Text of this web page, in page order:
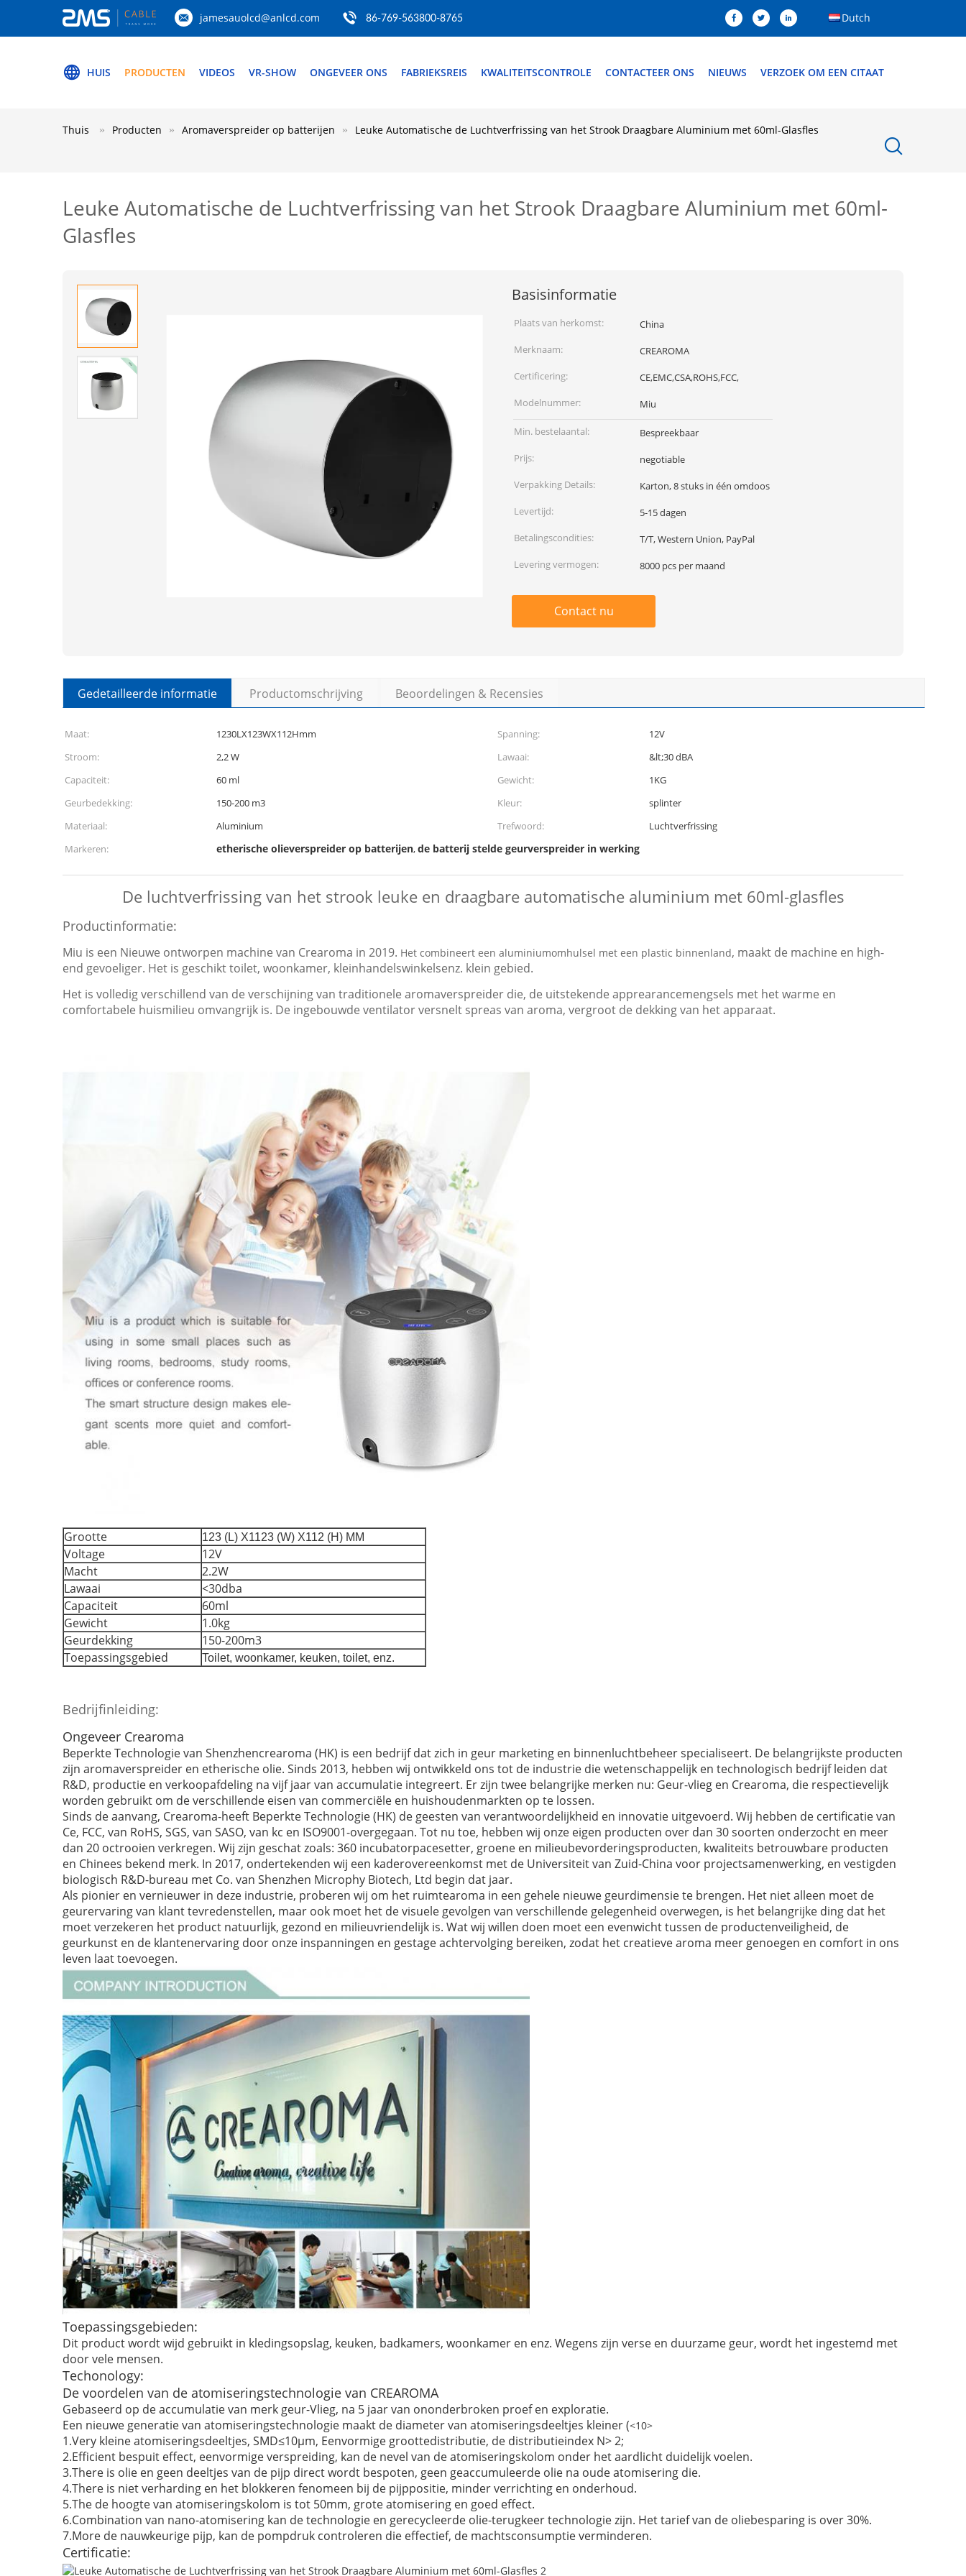
jamesauolcd@anlcd.com 86-769-563800-8765 Dutch
HUIS PRODUCTEN VIDEOS VR-SHOW ONGEVEER ONS FABRIEKSREIS KWALITEITSCONTROLE CONTACTEER ONS NIEUWS VERZOEK OM EEN CITAAT
Thuis Producten Aromaverspreider op batterijen Leuke Automatische de Luchtverfrissing van het Strook Draagbare Aluminium met 60ml-Glasfles
Leuke Automatische de Luchtverfrissing van het Strook Draagbare Aluminium met 60ml-
Glasfles
Basisinformatie
Plaats van herkomst:
China
Merknaam:
CREAROMA
Certificering:
CE,EMC,CSA,ROHS,FCC,
Modelnummer:
Miu
Min. bestelaantal:
Bespreekbaar
Prijs:
negotiable
Verpakking Details:
Karton, 8 stuks in één omdoos
Levertijd:
5-15 dagen
Betalingscondities:
T/T, Western Union, PayPal
Levering vermogen:
8000 pcs per maand
Contact nu
Gedetailleerde informatie Productomschrijving Beoordelingen & Recensies
Maat: 1230LX123WX112Hmm Spanning:
12V
Stroom:
2,2 W Lawaai:
&lt;30 dBA
Capaciteit:
60 ml Gewicht:
1KG
Geurbedekking:
150-200 m3 Kleur:
splinter
Materiaal:
Aluminium Trefwoord:
Luchtverfrissing
Markeren:
etherische olieverspreider op batterijen,de batterij stelde geurverspreider in werking
De luchtverfrissing van het strook leuke en draagbare automatische aluminium met 60ml-glasfles
Productinformatie:
Miu is een Nieuwe ontworpen machine van Crearoma in 2019. Het combineert een aluminiumomhulsel met een plastic binnenland, maakt de machine en high-
end gevoeliger. Het is geschikt toilet, woonkamer, kleinhandelswinkelsenz. klein gebied.
Het is volledig verschillend van de verschijning van traditionele aromaverspreider die, de uitstekende apprearancemengsels met het warme en
comfortabele huismilieu omvangrijk is. De ingebouwde ventilator versnelt spreas van aroma, vergroot de dekking van het apparaat.
Grootte 123 (L) X1123 (W) X112 (H) MM
Voltage
12V
Macht
2.2W
Lawaai
<30dba
Capaciteit
60ml
Gewicht
1.0kg
Geurdekking
150-200m3
Toepassingsgebied
Toilet, woonkamer, keuken, toilet, enz.
Bedrijfinleiding:
Ongeveer Crearoma
Beperkte Technologie van Shenzhencrearoma (HK) is een bedrijf dat zich in geur marketing en binnenluchtbeheer specialiseert. De belangrijkste producten
zijn aromaverspreider en etherische olie. Sinds 2013, hebben wij ontwikkeld ons tot de industrie die wetenschappelijk en technologisch bedrijf leiden dat
R&D, productie en verkoopafdeling na vijf jaar van accumulatie integreert. Er zijn twee belangrijke merken nu: Geur-vlieg en Crearoma, die respectievelijk
worden gebruikt om de verschillende eisen van commerciële en huishoudenmarkten op te lossen.
Sinds de aanvang, Crearoma-heeft Beperkte Technologie (HK) de geesten van verantwoordelijkheid en innovatie uitgevoerd. Wij hebben de certificatie van
Ce, FCC, van RoHS, SGS, van SASO, van kc en ISO9001-overgegaan. Tot nu toe, hebben wij onze eigen producten over dan 30 soorten onderzocht en meer
dan 20 octrooien verkregen. Wij zijn geschat zoals: 360 incubatorpacesetter, groene en milieubevorderingsproducten, kwaliteits betrouwbare producten
en Chinees bekend merk. In 2017, ondertekenden wij een kaderovereenkomst met de Universiteit van Zuid-China voor projectsamenwerking, en vestigden
biologisch R&D-bureau met Co. van Shenzhen Microphy Biotech, Ltd begin dat jaar.
Als pionier en vernieuwer in deze industrie, proberen wij om het ruimtearoma in een gehele nieuwe geurdimensie te brengen. Het niet alleen moet de
geurervaring van klant tevredenstellen, maar ook moet het de visuele gevolgen van verschillende gelegenheid overwegen, is het belangrijke ding dat het
moet verzekeren het product natuurlijk, gezond en milieuvriendelijk is. Wat wij willen doen moet een evenwicht tussen de productenveiligheid, de
geurkunst en de klantenervaring door onze inspanningen en gestage achtervolging bereiken, zodat het creatieve aroma meer genoegen en comfort in ons
leven laat toevoegen.
Toepassingsgebieden:
Dit product wordt wijd gebruikt in kledingsopslag, keuken, badkamers, woonkamer en enz. Wegens zijn verse en duurzame geur, wordt het ingestemd met
door vele mensen.
Techonology:
De voordelen van de atomiseringstechnologie van CREAROMA
Gebaseerd op de accumulatie van merk geur-Vlieg, na 5 jaar van ononderbroken proef en exploratie.
Een nieuwe generatie van atomiseringstechnologie maakt de diameter van atomiseringsdeeltjes kleiner (<10>
1.Very kleine atomiseringsdeeltjes, SMD≤10μm, Eenvormige groottedistributie, de distributieindex N> 2;
2.Efficient bespuit effect, eenvormige verspreiding, kan de nevel van de atomiseringskolom onder het aardlicht duidelijk voelen.
3.There is olie en geen deeltjes van de pijp direct wordt bespoten, geen geaccumuleerde olie na oude atomisering die.
4.There is niet verharding en het blokkeren fenomeen bij de pijppositie, minder verrichting en onderhoud.
5.The de hoogte van atomiseringskolom is tot 50mm, grote atomisering en goed effect.
6.Combination van nano-atomisering kan de technologie en gerecycleerde olie-terugkeer technologie zijn. Het tarief van de oliebesparing is over 30%.
7.More de nauwkeurige pijp, kan de pompdruk controleren die effectief, de machtsconsumptie verminderen.
Certificatie: